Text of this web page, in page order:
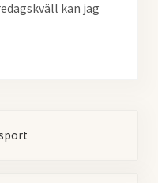
kan jag